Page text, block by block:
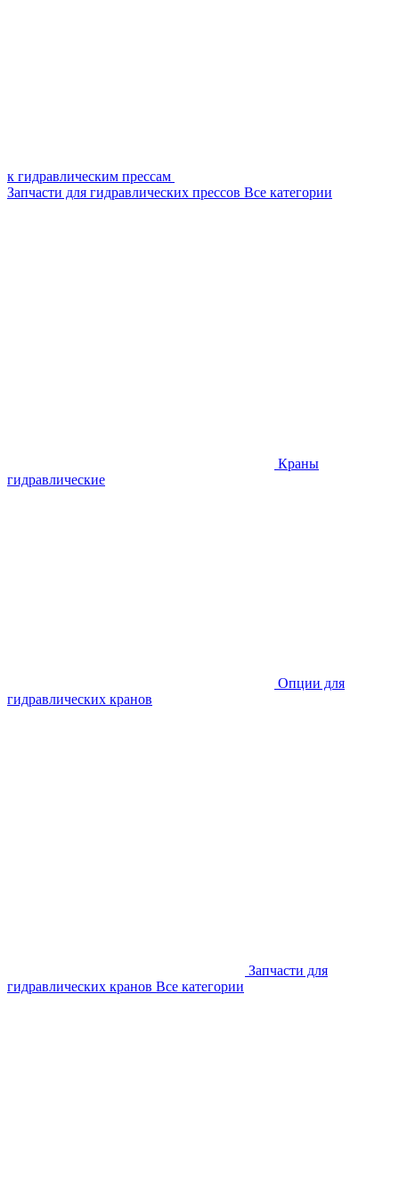
к гидравлическим прессам
Запчасти для гидравлических прессов Все категории
Краны
гидравлические
Опции для
гидравлических кранов
Запчасти для
гидравлических кранов Все категории